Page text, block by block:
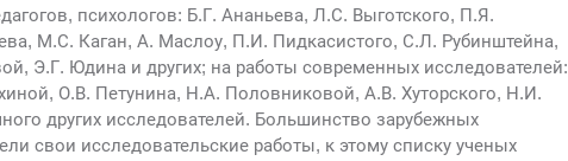
психологов: Б.Г. Ананьева, Л.С. Выготского, П.Я.
М.С. Каган, А. Маслоу, П.И. Пидкасистого, С.Л. Рубинштейна,
Э.Г. Юдина и других; на работы современных исследователей:
О.В. Петунина, Н.А. Половниковой, А.В. Хуторского, Н.И.
других исследователей. Большинство зарубежных
свои исследовательские работы, к этому списку ученых